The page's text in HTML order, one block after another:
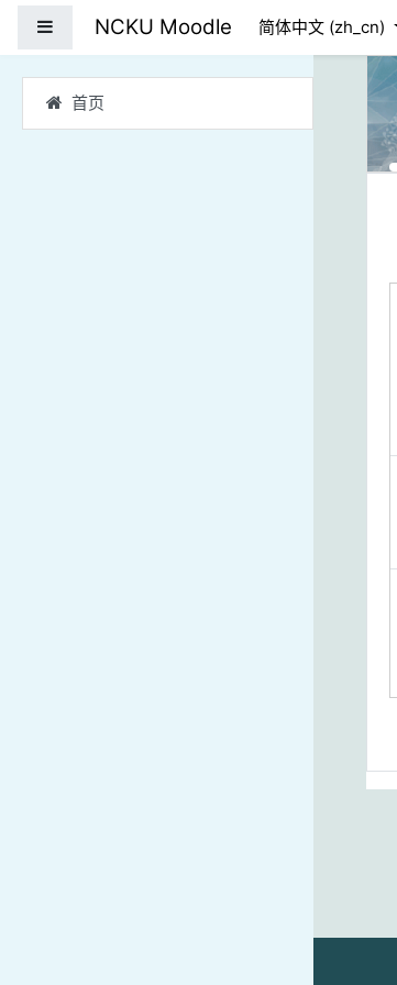
停靠面板
首页
NCKU Moodle 简体中文 ‎(zh_cn)‎